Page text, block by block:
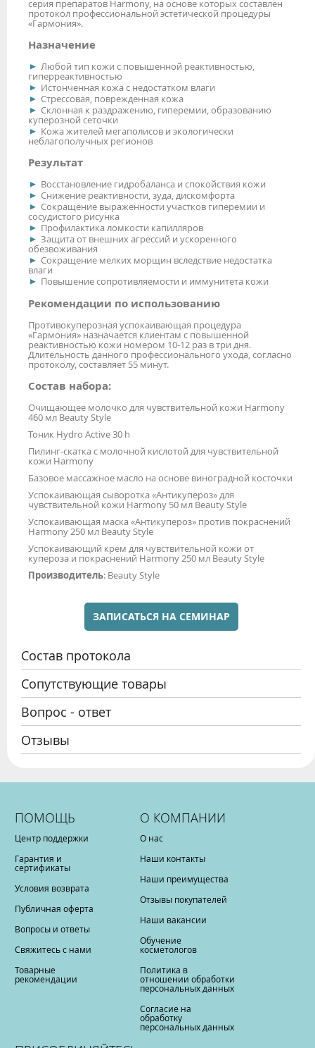
серия препаратов Harmony, на основе которых составлен
протокол профессиональной эстетической процедуры
«Гармония».
Назначение
Любой тип кожи с повышенной реактивностью,
гиперреактивностью
Истонченная кожа с недостатком влаги
Стрессовая, поврежденная кожа
Склонная к раздражению, гиперемии, образованию
куперозной сеточки
Кожа жителей мегаполисов и экологически
неблагополучных регионов
Результат
Восстановление гидробаланса и спокойствия кожи
Снижение реактивности, зуда, дискомфорта
Сокращение выраженности участков гиперемии и
сосудистого рисунка
Профилактика ломкости капилляров
Защита от внешних агрессий и ускоренного
обезвоживания
Сокращение мелких морщин вследствие недостатка
влаги
Повышение сопротивляемости и иммунитета кожи
Рекомендации по использованию
Противокуперозная успокаивающая процедура
«Гармония» назначается клиентам с повышенной
реактивностью кожи номером 10-12 раз в три дня.
Длительность данного профессионального ухода, согласно
протоколу, составляет 55 минут.
Состав набора:
Очищающее молочко для чувствительной кожи Harmony
460 мл Beauty Style
Тоник Hydro Active 30 h
Пилинг-скатка с молочной кислотой для чувствительной
кожи Harmony
Базовое массажное масло на основе виноградной косточки
Успокаивающая сыворотка «Антикупероз» для
чувствительной кожи Harmony 50 мл Beauty Style
Успокаивающая маска «Антикупероз» против покраснений
Harmony 250 мл Beauty Style
Успокаивающий крем для чувствительной кожи от
купероза и покраснений Harmony 250 мл Beauty Style
Производитель: Beauty Style
ЗАПИСАТЬСЯ НА СЕМИНАР
Состав протокола
Сопутствующие товары
Вопрос - ответ
Отзывы
ПОМОЩЬ
Центр поддержки
Гарантия и
сертификаты
Условия возврата
Публичная оферта
Вопросы и ответы
Свяжитесь с нами
Товарные
рекомендации
О КОМПАНИИ
О нас
Наши контакты
Наши преимущества
Отзывы покупателей
Наши вакансии
Обучение
косметологов
Политика в
отношении обработки
персональных данных
Согласие на
обработку
персональных данных